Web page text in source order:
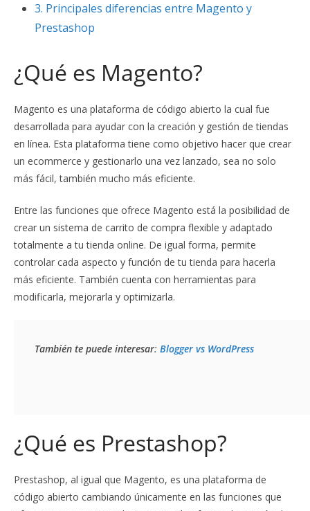
3. Principales diferencias entre Magento y
Prestashop
¿Qué es Magento?
Magento es una plataforma de código abierto la cual fue
desarrollada para ayudar con la creación y gestión de tiendas
en línea. Esta plataforma tiene como objetivo hacer que crear
un ecommerce y gestionarlo una vez lanzado, sea no solo
más fácil, también mucho más eficiente.
Entre las funciones que ofrece Magento está la posibilidad de
crear un sistema de carrito de compra flexible y adaptado
totalmente a tu tienda online. De igual forma, permite
controlar cada aspecto y función de tu tienda para hacerla
más eficiente. También cuenta con herramientas para
modificarla, mejorarla y optimizarla.
También te puede interesar: Blogger vs WordPress
¿Qué es Prestashop?
Prestashop, al igual que Magento, es una plataforma de
código abierto cambiando únicamente en las funciones que